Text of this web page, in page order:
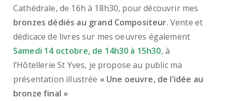
Cathédrale, de 16h à 18h30, pour découvrir mes
bronzes dédiés au grand Compositeur. Vente et
dédicace de livres sur mes oeuvres également
Samedi 14 octobre, de 14h30 à 15h30, à
l’Hôtellerie St Yves, je propose au public ma
présentation illustrée « Une oeuvre, de l’idée au
bronze final »